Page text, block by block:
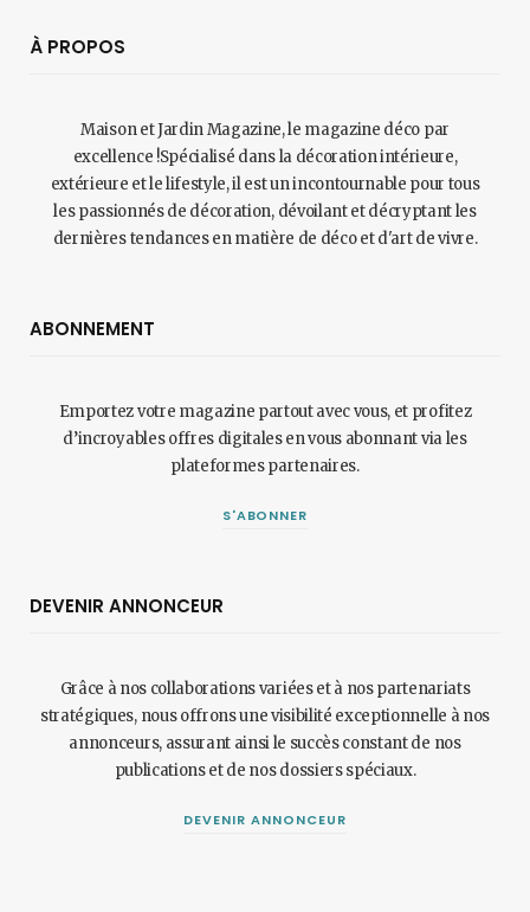
À PROPOS
Maison et Jardin Magazine, le magazine déco par
excellence !Spécialisé dans la décoration intérieure,
extérieure et le lifestyle, il est un incontournable pour tous
les passionnés de décoration, dévoilant et décryptant les
dernières tendances en matière de déco et d'art de vivre.
ABONNEMENT
Emportez votre magazine partout avec vous, et profitez
d’incroyables offres digitales en vous abonnant via les
plateformes partenaires.
S'ABONNER
DEVENIR ANNONCEUR
Grâce à nos collaborations variées et à nos partenariats
stratégiques, nous offrons une visibilité exceptionnelle à nos
annonceurs, assurant ainsi le succès constant de nos
publications et de nos dossiers spéciaux.
DEVENIR ANNONCEUR